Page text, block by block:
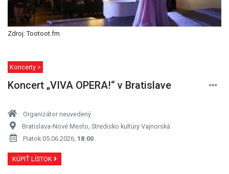
Zdroj: Tootoot.fm
Koncerty >
Koncert „VIVA OPERA!“ v Bratislave
Organizátor neuvedený
Bratislava-Nové Mesto, Stredisko kultúry Vajnorská
Piatok 05.06.2026, 18:00
KÚPIŤ LÍSTOK